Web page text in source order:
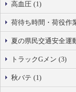
高血圧 (1)
荷待ち時間・荷役作
夏の県民交通安全運
トラックGメン (3)
秋バテ (1)